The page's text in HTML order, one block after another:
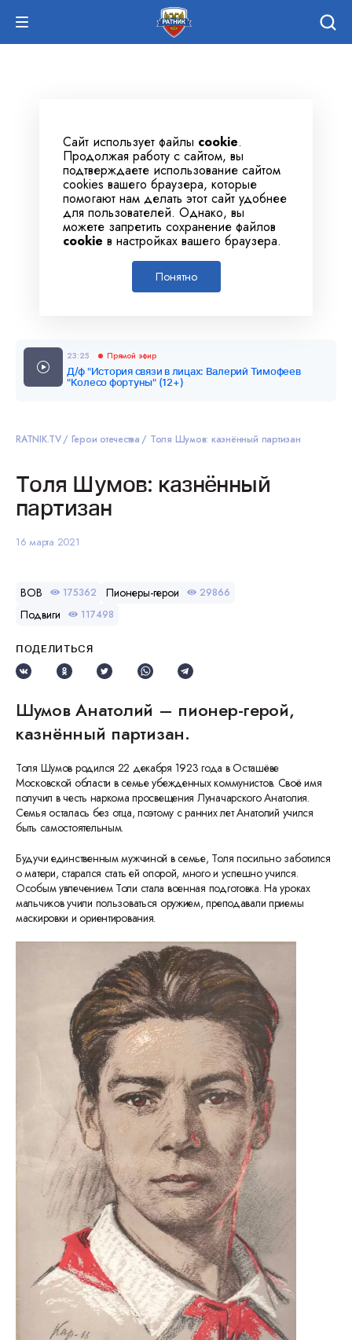
Сайт использует файлы cookie.
Продолжая работу с сайтом, вы
подтверждаете использование сайтом
cookies вашего браузера, которые
помогают нам делать этот сайт удобнее
для пользователей. Однако, вы
можете запретить сохранение файлов
cookie в настройках вашего браузера.
Понятно
23:25 Прямой эфир
Д/ф "История связи в лицах: Валерий Тимофеев
"Колесо фортуны" (12+)
RATNIK.TV Герои отечества Толя Шумов: казнённый партизан
Толя Шумов: казнённый
партизан
16 марта 2021
ВОВ 175362 Пионеры-герои 29866
Подвиги 117498
ПОДЕЛИТЬСЯ
Шумов Анатолий – пионер-герой,
казнённый партизан.
Толя Шумов родился 22 декабря 1923 года в Осташёве
Московской области в семье убежденных коммунистов. Своё имя
получил в честь наркома просвещения Луначарского Анатолия.
Семья осталась без отца, поэтому с ранних лет Анатолий учился
быть самостоятельным.
Будучи единственным мужчиной в семье, Толя посильно заботился
о матери, старался стать ей опорой, много и успешно учился.
Особым увлечением Толи стала военная подготовка. На уроках
мальчиков учили пользоваться оружием, преподавали приемы
маскировки и ориентирования.